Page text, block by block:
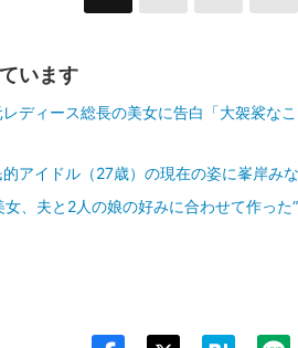
います
ディース総長の美女に告白「大袈裟な
アイドル（27歳）の現在の姿に峯岸み
、夫と2人の娘の好みに合わせて作っ